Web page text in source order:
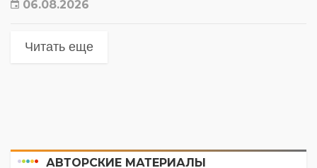
06.08.2026
Читать еще
АВТОРСКИЕ МАТЕРИАЛЫ